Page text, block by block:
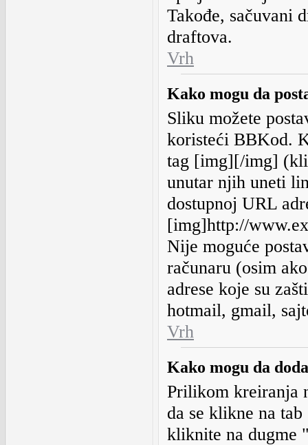
Takođe, sačuvani
draftova.
Vrh
Kako mogu da
Sliku možete
koristeći BBKod.
tag [img][/img]
unutar njih uneti
dostupnoj URL
[img]http://
Nije moguće
računaru (osim
adrese koje su
hotmail, gmail,
Vrh
Kako mogu da
Prilikom kreiranja
da se klikne na
kliknite na dugme